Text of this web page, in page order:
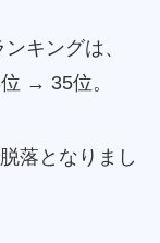
キングは、
→ 35位。
落となりまし